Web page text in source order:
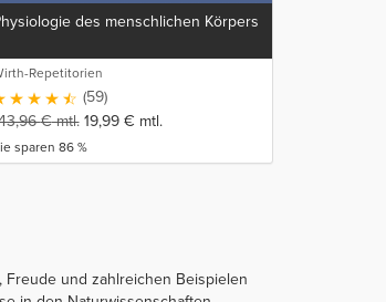
des menschlichen Körpers
Repetitorien
(59)
€mtl. 19,99 € mtl.
sparen 86 %
Freude und zahlreichen Beispielen